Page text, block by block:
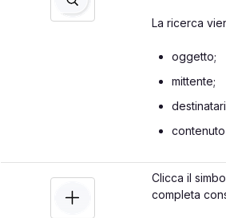
La ricerca
oggetto;
mittente;
Clicca il
completa